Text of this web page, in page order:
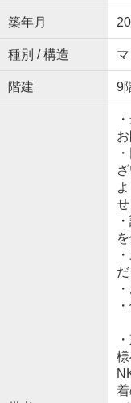
築年月
種別 / 構造
階建 9
様